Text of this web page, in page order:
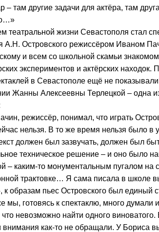
– там другие задачи для актёра, там
театральной жизни Севастополя стал
А.Н. Островского режиссёром Иваном
и всем со школьной скамьи
экспериментов и актёрских
в Севастополе ещё не
Жанны Алексеевны Терлецкой – одна
режиссёр, понимал, что играть
нельзя. В то же время нельзя было в
должен был зазвучать, должен был
техническое решение – и оно было
– каким-то монументальным пугалом на
трактовке… Я сама писала в школе
к образам пьес Островского был единый
мы, готовясь к спектаклю, много думали
что невозможно найти одного
внимания как-то не обращали. У Бориса